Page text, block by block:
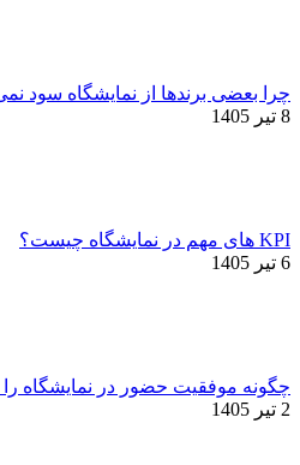
چرا بعضی برندها از نمایشگاه سود
8 تیر 1405
KPI های مهم در نمایشگاه چیست؟
6 تیر 1405
چگونه موفقیت حضور در نمایشگاه را
2 تیر 1405